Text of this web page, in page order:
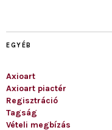
EGYÉB
Axioart
Axioart piactér
Regisztráció
Tagság
Vételi megbízás